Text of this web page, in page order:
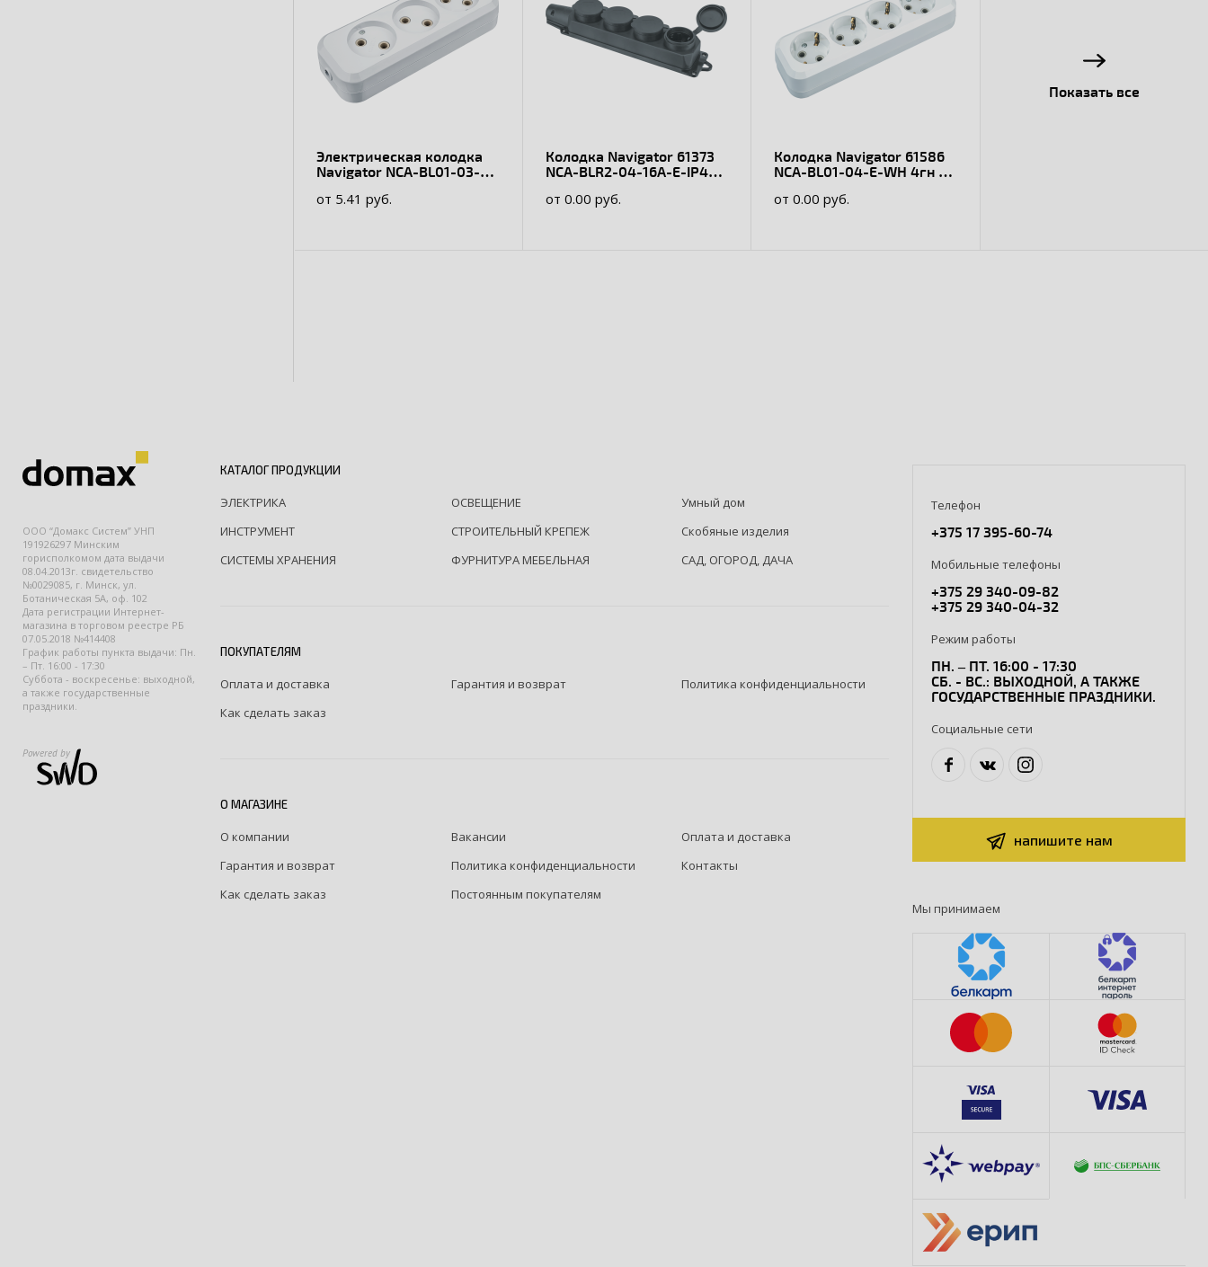
Электрическая колодка
Navigator NCA-BL01-03-X-
от 5.41 руб.
Колодка Navigator 61373
NCA-BLR2-04-16A-E-IP44-
от 0.00 руб.
Колодка Navigator 61586
NCA-BL01-04-E-WH 4гн с/
от 0.00 руб.
Показать все
ООО “Домакс Систем” УНП
191926297 Минским
горисполкомом дата выдачи
08.04.2013г. свидетельство
№0029085, г. Минск, ул.
Ботаническая 5А, оф. 102
Дата регистрации Интернет-
магазина в торговом реестре РБ
07.05.2018 №414408
График работы пункта выдачи: Пн.
– Пт. 16:00 - 17:30
Суббота - воскресенье: выходной,
а также государственные
праздники.
Powered by
КАТАЛОГ ПРОДУКЦИИ
ЭЛЕКТРИКА ОСВЕЩЕНИЕ
Умный дом
ИНСТРУМЕНТ
СТРОИТЕЛЬНЫЙ КРЕПЕЖ
Скобяные изделия
СИСТЕМЫ ХРАНЕНИЯ
ФУРНИТУРА МЕБЕЛЬНАЯ САД, ОГОРОД, ДАЧА
ПОКУПАТЕЛЯМ
Оплата и доставка Гарантия и возврат
Политика конфиденциальности
Как сделать заказ
О МАГАЗИНЕ
О компании Вакансии
Оплата и доставка
Гарантия и возврат
Политика конфиденциальности
Контакты
Как сделать заказ
Постоянным покупателям
Телефон
+375 17 395-60-74
Мобильные телефоны
+375 29 340-09-82
+375 29 340-04-32
Режим работы
ПН. – ПТ. 16:00 - 17:30
СБ. - ВС.: ВЫХОДНОЙ, А ТАКЖЕ
ГОСУДАРСТВЕННЫЕ ПРАЗДНИКИ.
Социальные сети
напишите нам
Мы принимаем